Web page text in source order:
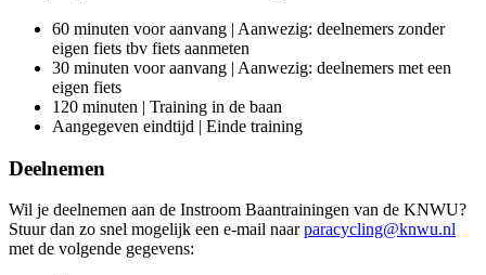
60 minuten voor aanvang | Aanwezig: deelnemers zonder
eigen fiets tbv fiets aanmeten
30 minuten voor aanvang | Aanwezig: deelnemers met een
eigen fiets
120 minuten | Training in de baan
Aangegeven eindtijd | Einde training
Deelnemen
Wil je deelnemen aan de Instroom Baantrainingen van de KNWU?
Stuur dan zo snel mogelijk een e-mail naarparacycling@knwu.nl
met de volgende gegevens: